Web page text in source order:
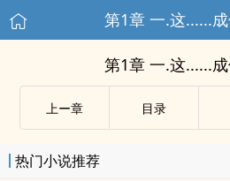
第1章 一.这......成
第1章 一.这......成
上ー章 目录
热门小说推荐